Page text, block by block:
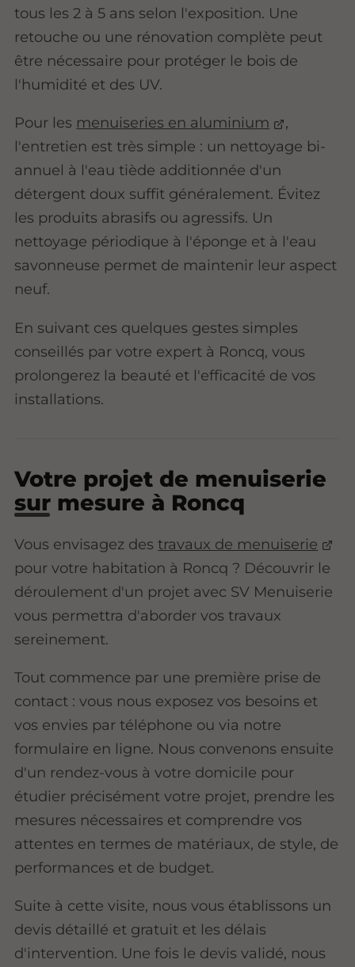
tous les 2 à 5 ans selon l'exposition. Une
retouche ou une rénovation complète peut
être nécessaire pour protéger le bois de
l'humidité et des UV.
Pour les menuiseries en aluminium
,
l'entretien est très simple : un nettoyage bi-
annuel à l'eau tiède additionnée d'un
détergent doux suffit généralement. Évitez
les produits abrasifs ou agressifs. Un
nettoyage périodique à l'éponge et à l'eau
savonneuse permet de maintenir leur aspect
neuf.
En suivant ces quelques gestes simples
conseillés par votre expert à Roncq, vous
prolongerez la beauté et l'efficacité de vos
installations.
Votre projet de menuiserie
sur mesure à Roncq
Vous envisagez destravaux de menuiserie
pour votre habitation à Roncq ? Découvrir le
déroulement d'un projet avec SV Menuiserie
vous permettra d'aborder vos travaux
sereinement.
Tout commence par une première prise de
contact : vous nous exposez vos besoins et
vos envies par téléphone ou via notre
formulaire en ligne. Nous convenons ensuite
d'un rendez-vous à votre domicile pour
étudier précisément votre projet, prendre les
mesures nécessaires et comprendre vos
attentes en termes de matériaux, de style, de
performances et de budget.
Suite à cette visite, nous vous établissons un
devis détaillé et gratuit et les délais
d'intervention. Une fois le devis validé, nous